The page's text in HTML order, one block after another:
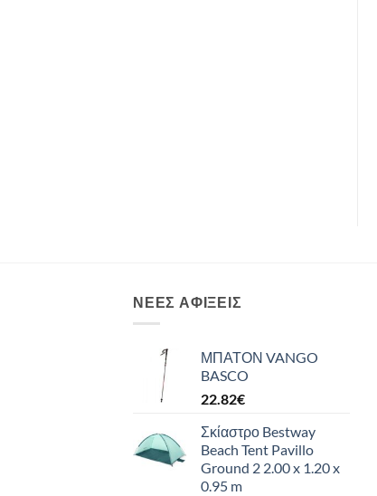
ΝΈΕΣ ΑΦΊΞΕΙΣ
ΜΠΑΤΟΝ VANGO
BASCO
22.82€
Σκίαστρο Bestway
Beach Tent Pavillo
Ground 2 2.00 x 1.20 x
0.95 m